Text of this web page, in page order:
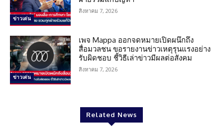
ข่าวเด่น
สิงหาคม 7, 2026
ข่าวเด่น
เพจ Mappa ออกจดหมายเปิดผนึกถึง
สื่อมวลชน ขอรายงานข่าวเหตุรุนแรงอย่าง
รับผิดชอบ ชี้วิธีเล่าข่าวมีผลต่อสังคม
สิงหาคม 7, 2026
Related News